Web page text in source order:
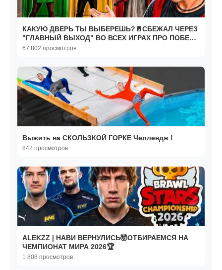
КАКУЮ ДВЕРЬ ТЫ ВЫБЕРЕШЬ?🚪СБЕЖАЛ ЧЕРЕЗ
"ГЛАВНЫЙ ВЫХОД" ВО ВСЕХ ИГРАХ ПРО ПОБЕГ
😱
67 802 просмотров
Выжить на СКОЛЬЗКОЙ ГОРКЕ Челлендж !
842 просмотров
ALEKZZ | НАВИ ВЕРНУЛИСЬ🤯ОТБИРАЕМСЯ НА
ЧЕМПИОНАТ МИРА 2026🏆
1 808 просмотров